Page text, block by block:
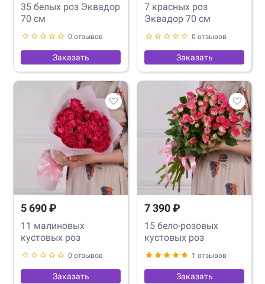
35 белых роз Эквадор
70 см
0 отзывов
Заказать
7 красных роз
Эквадор 70 см
0 отзывов
Заказать
5 690 ₽
11 малиновых
кустовых роз
0 отзывов
Заказать
7 390 ₽
15 бело-розовых
кустовых роз
1 отзывов
Заказать